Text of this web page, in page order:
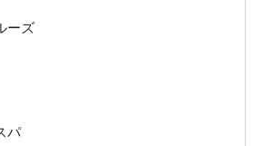
ーズ
パ